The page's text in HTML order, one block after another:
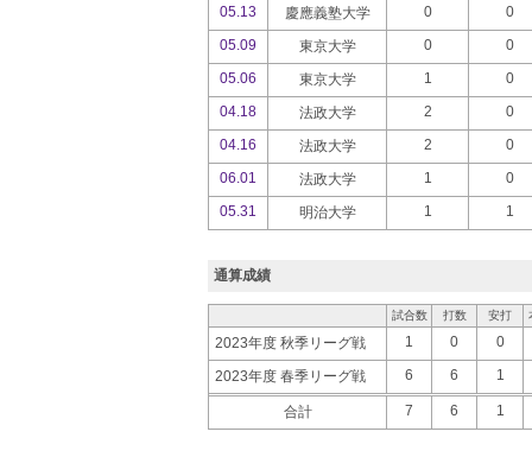
05.13
慶應義塾大学 0
0
05.09
東京大学 0
0
05.06
東京大学 1
0
04.18
法政大学 2
0
04.16
法政大学 2
0
06.01
法政大学 1
0
05.31
明治大学 1 1
通算成績
試合数 打数 安打
2023年度 秋季リーグ戦 1 0 0
2023年度 春季リーグ戦 6 6 1
合計 7 6 1